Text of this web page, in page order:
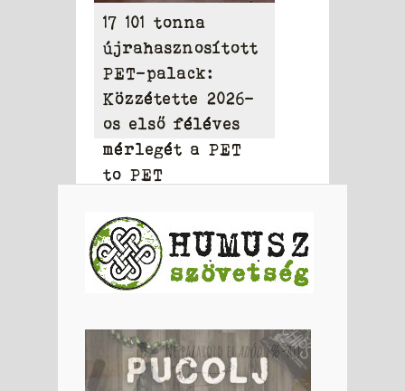
17 101 tonna
újrahasznosított
PET-palack:
Közzétette 2026-
os első féléves
mérlegét a PET
to PET